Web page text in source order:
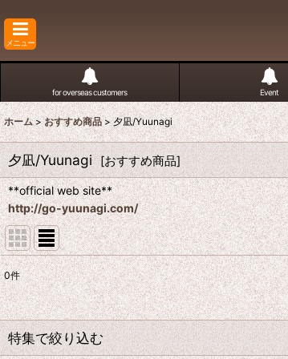
メニュー
for overseas customers Event
ホーム > おすすめ商品 > 夕凪/Yuunagi
夕凪/Yuunagi [おすすめ商品]
**official web site**
http://go-yuunagi.com/
表示数:
並び順:
0件
特集で絞り込む